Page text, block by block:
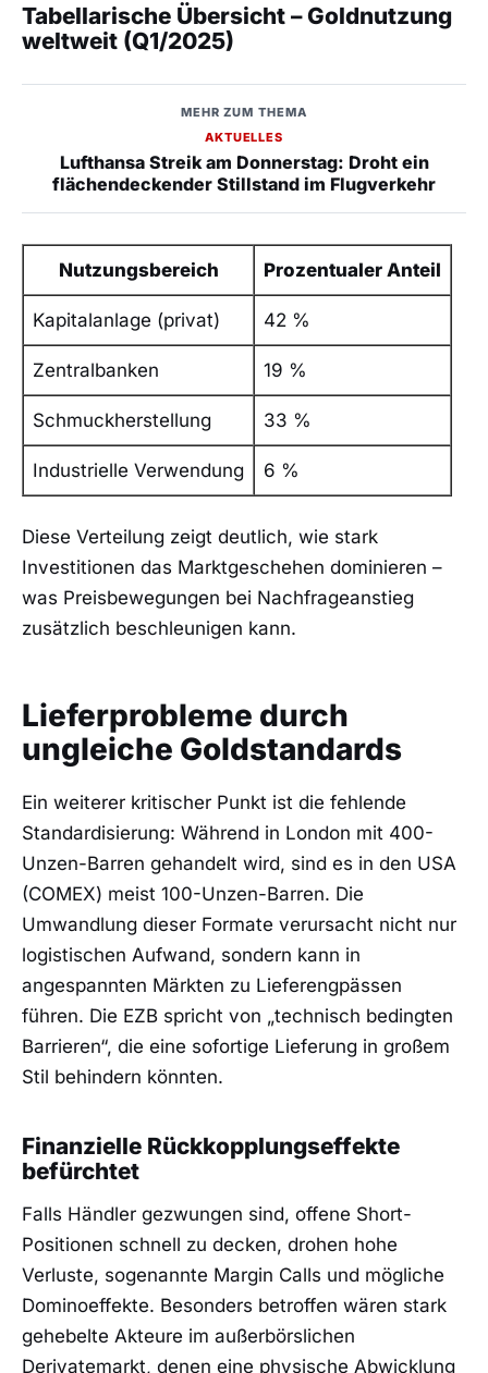
Tabellarische Übersicht – Goldnutzung
weltweit (Q1/2025)
MEHR ZUM THEMA
AKTUELLES
Lufthansa Streik am Donnerstag: Droht ein
flächendeckender Stillstand im Flugverkehr
Nutzungsbereich Prozentualer Anteil
Kapitalanlage (privat) 42 %
Zentralbanken 19 %
Schmuckherstellung 33 %
Industrielle Verwendung 6 %
Diese Verteilung zeigt deutlich, wie stark
Investitionen das Marktgeschehen dominieren –
was Preisbewegungen bei Nachfrageanstieg
zusätzlich beschleunigen kann.
Lieferprobleme durch
ungleiche Goldstandards
Ein weiterer kritischer Punkt ist die fehlende
Standardisierung: Während in London mit 400-
Unzen-Barren gehandelt wird, sind es in den USA
(COMEX) meist 100-Unzen-Barren. Die
Umwandlung dieser Formate verursacht nicht nur
logistischen Aufwand, sondern kann in
angespannten Märkten zu Lieferengpässen
führen. Die EZB spricht von „technisch bedingten
Barrieren“, die eine sofortige Lieferung in großem
Stil behindern könnten.
Finanzielle Rückkopplungseffekte
befürchtet
Falls Händler gezwungen sind, offene Short-
Positionen schnell zu decken, drohen hohe
Verluste, sogenannte Margin Calls und mögliche
Dominoeffekte. Besonders betroffen wären stark
gehebelte Akteure im außerbörslichen
Derivatemarkt, denen eine physische Abwicklung